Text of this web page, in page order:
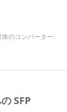
体のコンバーター:
SFP